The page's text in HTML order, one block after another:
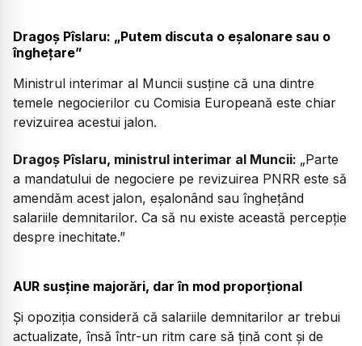
Dragoș Pîslaru: „Putem discuta o eșalonare sau o
înghețare”
Ministrul interimar al Muncii susține că una dintre
temele negocierilor cu Comisia Europeană este chiar
revizuirea acestui jalon.
Dragoș Pîslaru, ministrul interimar al Muncii: „Parte
a mandatului de negociere pe revizuirea PNRR este să
amendăm acest jalon, eşalonând sau îngheţând
salariile demnitarilor. Ca să nu existe această percepţie
despre inechitate.”
AUR susține majorări, dar în mod proporțional
Și opoziția consideră că salariile demnitarilor ar trebui
actualizate, însă într-un ritm care să țină cont și de